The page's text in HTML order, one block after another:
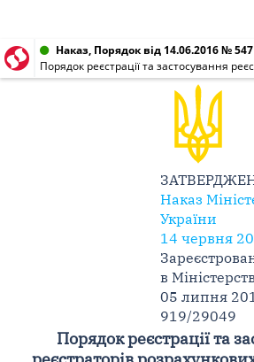
Наказ, Порядок від 14.06.2016 № 547